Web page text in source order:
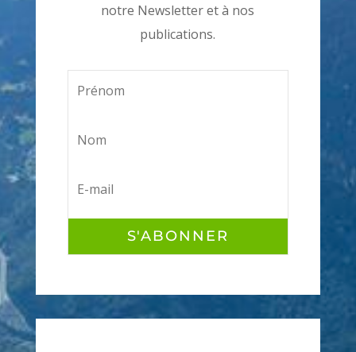
notre Newsletter et à nos
publications.
S'ABONNER